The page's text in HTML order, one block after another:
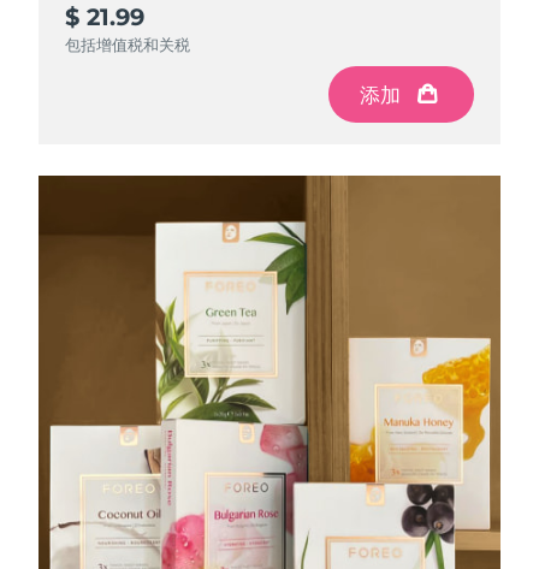
$ 21.99
包括增值税和关税
添加
$ 21.99
包括增值税和关税
添加